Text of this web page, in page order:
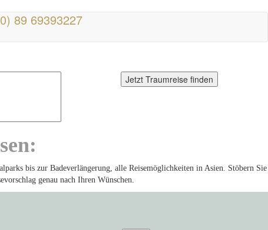
89 69393227
Jetzt Traumreise finden
bis zur Badeverlängerung, alle Reisemöglichkeiten in Asien. Stöbern Sie
genau nach Ihren Wünschen.